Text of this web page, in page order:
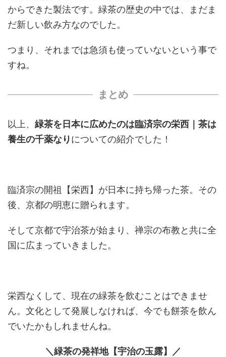
からできた製法です。緑茶の歴史の中では、まだま
だ新しい飲み方なのでした。
つまり、それまでは急須も使っていないという事で
すね。
まとめ
以上、 緑茶を日本に広めたのは臨済宗の栄西｜茶は
養生の千薬なりについての紹介でした！
臨済宗の開祖【栄西】が日本に持ち帰った茶。その
後、京都の明恵に贈られます。
そして京都で宇治茶が始まり、禅宗の布教と共に全
国に広まっていきました。
栄西なくして、現在の緑茶を飲むことはできませ
ん。文化として発展しなければ、今でも餅茶を飲ん
でいたかもしれませんね。
＼緑茶の発祥地【宇治の玉露】／